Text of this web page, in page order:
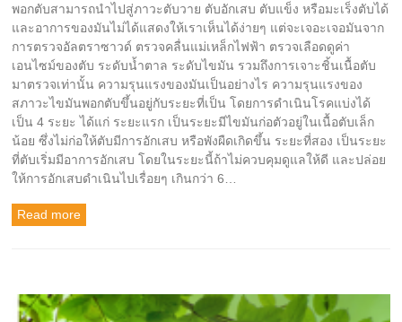
พอกตับสามารถนำไปสู่ภาวะตับวาย ตับอักเสบ ตับแข็ง หรือมะเร็งตับได้
และอาการของมันไม่ได้แสดงให้เราเห็นได้ง่ายๆ แต่จะเจอะเจอมันจาก
การตรวจอัลตราซาวด์ ตรวจคลื่นแม่เหล็กไฟฟ้า ตรวจเลือดดูค่า
เอนไซม์ของตับ ระดับน้ำตาล ระดับไขมัน รวมถึงการเจาะชิ้นเนื้อตับ
มาตรวจเท่านั้น ความรุนแรงของมันเป็นอย่างไร ความรุนแรงของ
สภาวะไขมันพอกตับขึ้นอยู่กับระยะที่เป็น โดยการดำเนินโรคแบ่งได้
เป็น 4 ระยะ ได้แก่ ระยะแรก เป็นระยะมีไขมันก่อตัวอยู่ในเนื้อตับเล็ก
น้อย ซึ่งไม่ก่อให้ตับมีการอักเสบ หรือพังผืดเกิดขึ้น ระยะที่สอง เป็นระยะ
ที่ตับเริ่มมีอาการอักเสบ โดยในระยะนี้ถ้าไม่ควบคุมดูแลให้ดี และปล่อย
ให้การอักเสบดำเนินไปเรื่อยๆ เกินกว่า 6…
Read more